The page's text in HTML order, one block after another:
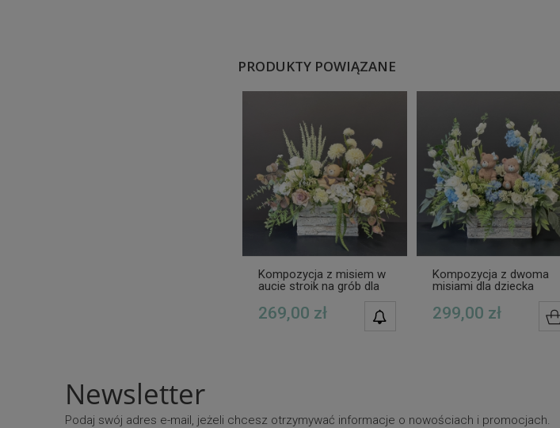
PRODUKTY POWIĄZANE
Kompozycja z misiem w
aucie stroik na grób dla
269,00 zł
POWIADOM O
DOSTĘPNOŚCI
Kompozycja z dwoma
misiami dla dziecka
299,00 zł
Newsletter
Podaj swój adres e-mail, jeżeli chcesz otrzymywać informacje o nowościach i promocjach.